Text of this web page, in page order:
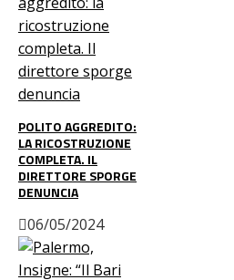
POLITO AGGREDITO:
LA RICOSTRUZIONE
COMPLETA. IL
DIRETTORE SPORGE
DENUNCIA
06/05/2024